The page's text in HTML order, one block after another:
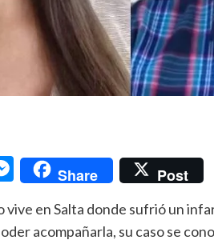
Messenger
Share Post
vive en Salta donde sufrió un
acompañarla, su caso se